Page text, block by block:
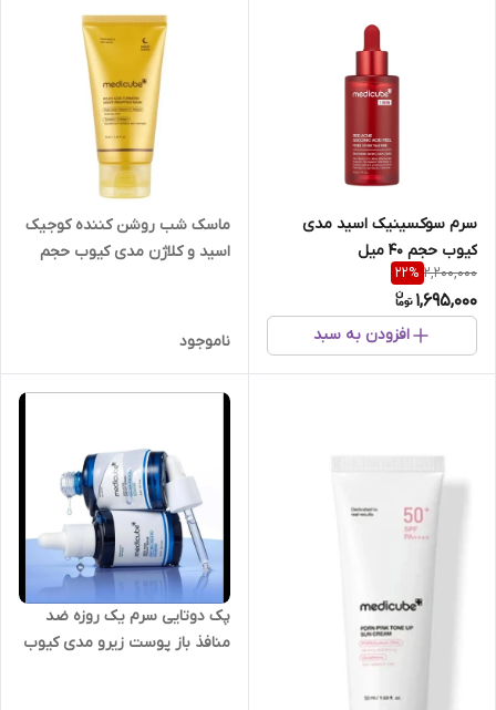
سرم سوکسینیک اسید مدی
کیوب حجم 40 میل
2,200,000
22%
1,695,000
افزودن به سبد
ماسک شب روشن کننده کوجیک
اسید و کلاژن مدی کیوب حجم
ناموجود
پک دوتایی سرم یک روزه ضد
منافذ باز پوست زیرو مدی کیوب